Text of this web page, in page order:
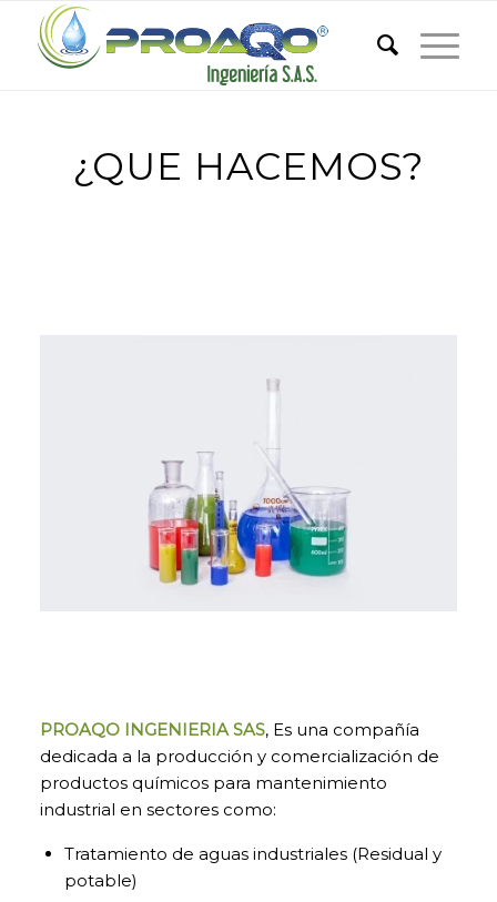
¿QUE HACEMOS?
PROAQO INGENIERIASAS, Es una compañía
dedicada a la producción y comercialización de
productos químicos para mantenimiento
industrial en sectores como:
Tratamiento de aguas industriales (Residual y
potable)